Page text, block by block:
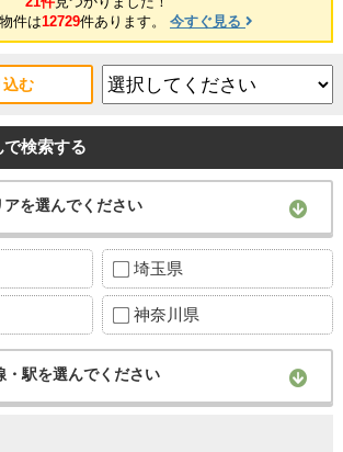
件は12729件あります。 今すぐ見る
む
で検索する
アを選んでください
埼玉県
神奈川県
・駅を選んでください